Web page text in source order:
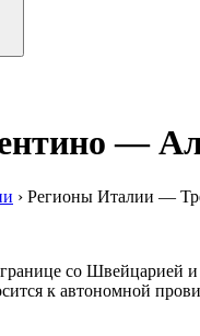
—
› Регионы Италии —
со Швейцарией
к автономной